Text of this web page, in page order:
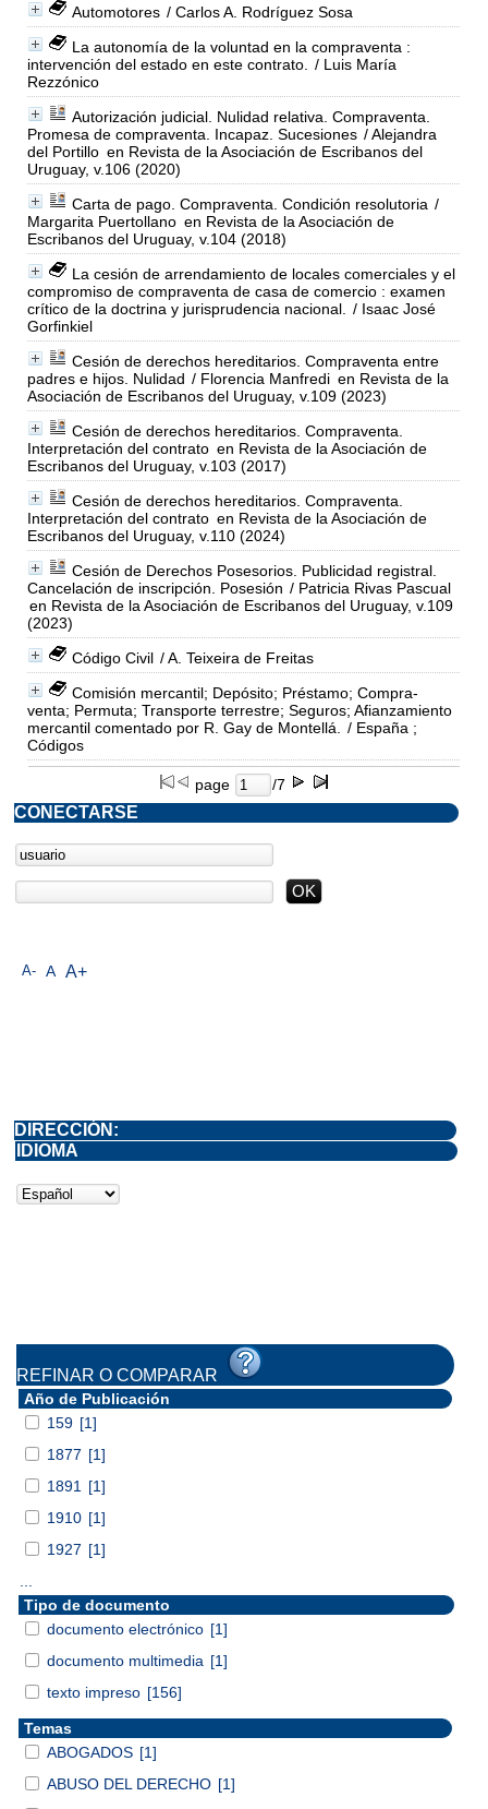
Automotores / Carlos A. Rodríguez Sosa
La autonomía de la voluntad en la compraventa :
intervención del estado en este contrato.
/ Luis María
Rezzónico
Autorización judicial. Nulidad relativa. Compraventa.
Promesa de compraventa. Incapaz. Sucesiones / Alejandra
del Portillo en Revista de la Asociación de Escribanos del
Uruguay, v.106 (2020)
Carta de pago. Compraventa. Condición resolutoria /
Margarita Puertollano en Revista de la Asociación de
Escribanos del Uruguay, v.104 (2018)
La cesión de arrendamiento de locales comerciales y el
compromiso de compraventa de casa de comercio : examen
crítico de la doctrina y jurisprudencia nacional.
/ Isaac José
Gorfinkiel
Cesión de derechos hereditarios. Compraventa entre
padres e hijos. Nulidad / Florencia Manfredi en Revista de la
Asociación de Escribanos del Uruguay, v.109 (2023)
Cesión de derechos hereditarios. Compraventa.
Interpretación del contrato en Revista de la Asociación de
Escribanos del Uruguay, v.103 (2017)
Cesión de derechos hereditarios. Compraventa.
Interpretación del contrato en Revista de la Asociación de
Escribanos del Uruguay, v.110 (2024)
Cesión de Derechos Posesorios. Publicidad registral.
Cancelación de inscripción. Posesión / Patricia Rivas Pascual
en Revista de la Asociación de Escribanos del Uruguay, v.109
(2023)
Código Civil / A. Teixeira de Freitas
Comisión mercantil; Depósito; Préstamo; Compra-
venta; Permuta; Transporte terrestre; Seguros; Afianzamiento
mercantil comentado por R. Gay de Montellá.
/ España ;
Códigos
page /7
A- A A+
CONECTARSE
DIRECCIÓN:
IDIOMA
REFINAR O COMPARAR
Año de Publicación
159 [1]
1877 [1]
1891
[1]
1910 [1]
1927 [1]
Tipo de documento
documento electrónico [1]
documento multimedia [1]
texto impreso [156]
Temas
ABOGADOS [1]
ABUSO DEL DERECHO [1]